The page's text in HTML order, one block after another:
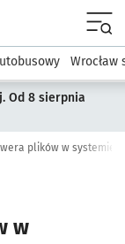
Wrocław
Od 8 sierpnia
plików w systemie
w